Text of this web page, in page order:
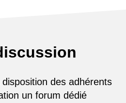
des adhérents
un forum dédié